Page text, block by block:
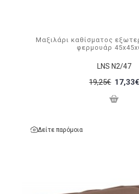
LNS N2/47
Μαξιλάρι καθίσματος
φερμουάρ
19,25€ 17,33€
Δείτε παρόμοια